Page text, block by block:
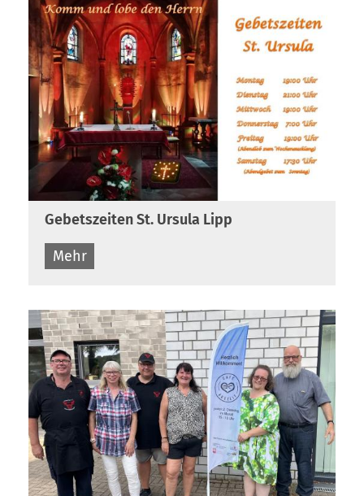
Gebetszeiten St. Ursula Lipp
Mehr